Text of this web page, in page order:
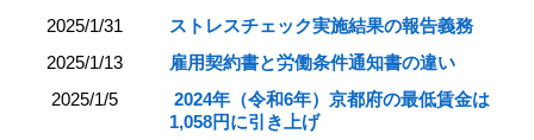
2025/1/31
ストレスチェック実施結果の報告義務
2025/1/13
雇用契約書と労働条件通知書の違い
2025/1/5
2024年（令和6年）京都府の最低賃金は
1,058円に引き上げ